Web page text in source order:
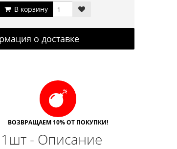
В корзину
о доставке
ВОЗВРАЩАЕМ 10% ОТ ПОКУПКИ!
- Описание